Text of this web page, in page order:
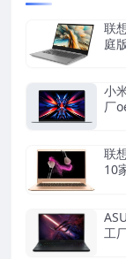
联
庭
小
厂
联
10
工